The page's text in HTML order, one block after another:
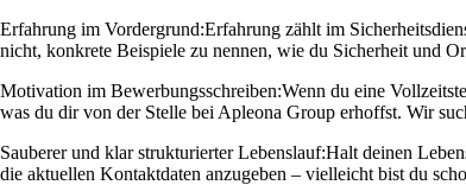
Erfahrung im Vordergrund:Erfahrung zählt im
nicht, konkrete Beispiele zu nennen, wie du Sicherheit und
Motivation im Bewerbungsschreiben:Wenn du eine
was du dir von der Stelle bei Apleona Group erhoffst. Wir
Sauberer und klar strukturierter Lebenslauf:Halt deinen
die aktuellen Kontaktdaten anzugeben – vielleicht bist du